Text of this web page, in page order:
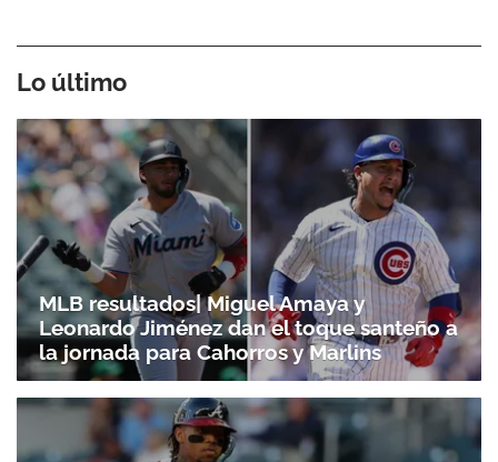
Lo último
MLB resultados| Miguel Amaya y
Leonardo Jiménez dan el toque santeño a
la jornada para Cahorros y Marlins